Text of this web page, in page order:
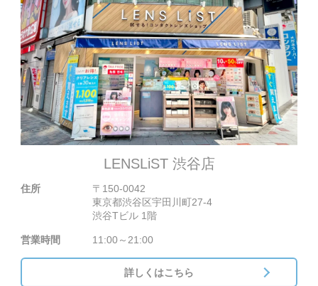
LENSLiST 渋谷店
住所
〒150-0042
東京都渋谷区宇田川町27-4
渋谷Tビル 1階
営業時間 11:00～21:00
詳しくはこちら